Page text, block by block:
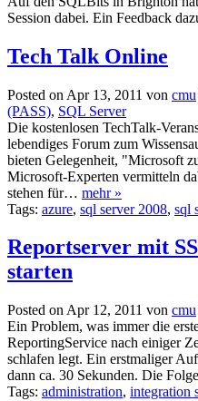
Session dabei. Ein Feedback
Tech Talk Online
Posted on Apr 13, 2011 von cmu
(PASS), SQL Server
Die kostenlosen TechTalk-
lebendiges Forum zum
bieten Gelegenheit, "Microsoft
Microsoft-Experten vermitteln
stehen für… mehr »
Tags: azure, sql server 2008, sql
Reportserver mit
starten
Posted on Apr 12, 2011 von cmu
Ein Problem, was immer die
ReportingService nach einiger
schlafen legt. Ein erstmaliger
dann ca. 30 Sekunden. Die
Tags: administration, integration